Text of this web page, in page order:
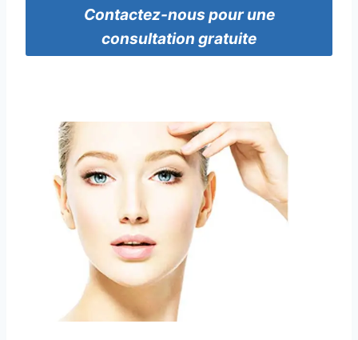
Contactez-nous pour une
consultation gratuite